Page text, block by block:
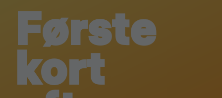
Første
kort